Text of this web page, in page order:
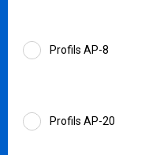
Profils AP-8
Profils AP-20